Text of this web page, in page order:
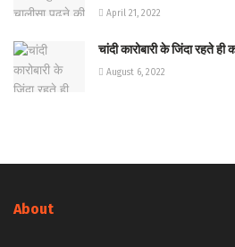
April 21, 2022
चांदी कारोबारी के जिंदा रहते ही
August 6, 2022
About